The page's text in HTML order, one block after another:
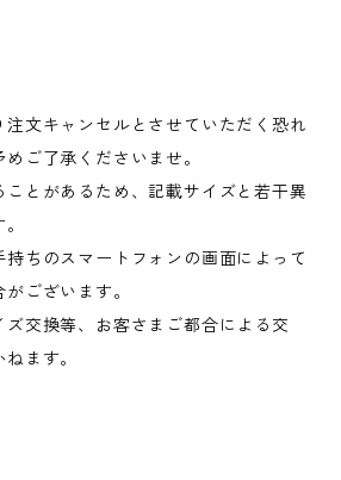
注文キャンセルとさせていただく恐れ
ご了承くださいませ。
ことがあるため、記載サイズと若干異
持ちのスマートフォンの画面によって
ございます。
ズ交換等、お客さまご都合による交
ます。